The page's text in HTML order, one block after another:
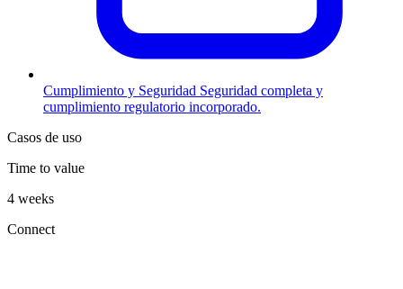
Cumplimiento y Seguridad Seguridad completa y
cumplimiento regulatorio incorporado.
Casos de uso
Time to value
4 weeks
Connect